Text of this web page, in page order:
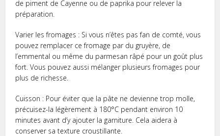
de piment de Cayenne ou de paprika pour relever la
préparation.
Varier les fromages : Si vous n’êtes pas fan de comté, vous
pouvez remplacer ce fromage par du gruyère, de
l’emmental ou même du parmesan râpé pour un goût plus
fort. Vous pouvez aussi mélanger plusieurs fromages pour
plus de richesse.
Cuisson : Pour éviter que la pâte ne devienne trop molle,
précuisez-la légèrement à 180°C pendant environ 10
minutes avant d’y ajouter la garniture. Cela aidera à
conserver sa texture croustillante.